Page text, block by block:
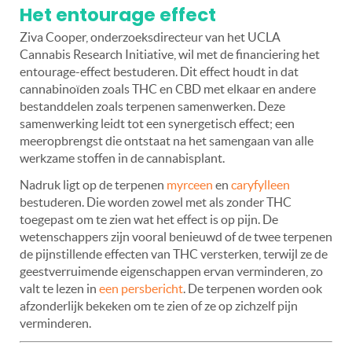
Het entourage effect
Ziva Cooper, onderzoeksdirecteur van het UCLA
Cannabis Research Initiative, wil met de financiering het
entourage-effect bestuderen. Dit effect houdt in dat
cannabinoïden zoals THC en CBD met elkaar en andere
bestanddelen zoals terpenen samenwerken. Deze
samenwerking leidt tot een synergetisch effect; een
meeropbrengst die ontstaat na het samengaan van alle
werkzame stoffen in de cannabisplant.
Nadruk ligt op de terpenen myrceen en caryfylleen
bestuderen. Die worden zowel met als zonder THC
toegepast om te zien wat het effect is op pijn. De
wetenschappers zijn vooral benieuwd of de twee terpenen
de pijnstillende effecten van THC versterken, terwijl ze de
geestverruimende eigenschappen ervan verminderen, zo
valt te lezen in een persbericht. De terpenen worden ook
afzonderlijk bekeken om te zien of ze op zichzelf pijn
verminderen.